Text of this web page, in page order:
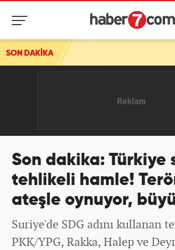
SON DAKİKA
Son dakika: Türkiye
tehlikeli hamle!
ateşle oynuyor,
Suriye'de SDG adını kullanan
PKK/YPG, Rakka, Halep ve